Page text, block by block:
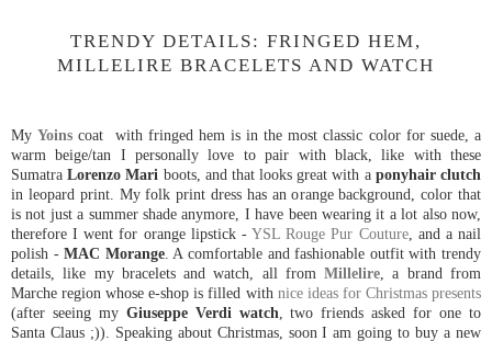
TRENDY DETAILS: FRINGED HEM,
MILLELIRE BRACELETS AND WATCH
MyYoins coat with fringed hem is in the most classic color for suede, a
warm beige/tan I personally love to pair with black, like with these
Sumatra Lorenzo Mari boots, and that looks great with a ponyhair clutch
in leopard print. My folk print dress has an orange background, color that
is not just a summer shade anymore, I have been wearing it a lot also now,
therefore I went for orange lipstick -YSL Rouge Pur Couture, and a nail
polish -MAC Morange. A comfortable and fashionable outfit with trendy
details, like my bracelets and watch, all fromMillelire , a brand from
Marche region whose e-shop is filled with nice ideas for Christmas presents
(after seeing my Giuseppe Verdi watch , two friends asked for one to
Santa Claus ;)). Speaking about Christmas, soon I am going to buy a new